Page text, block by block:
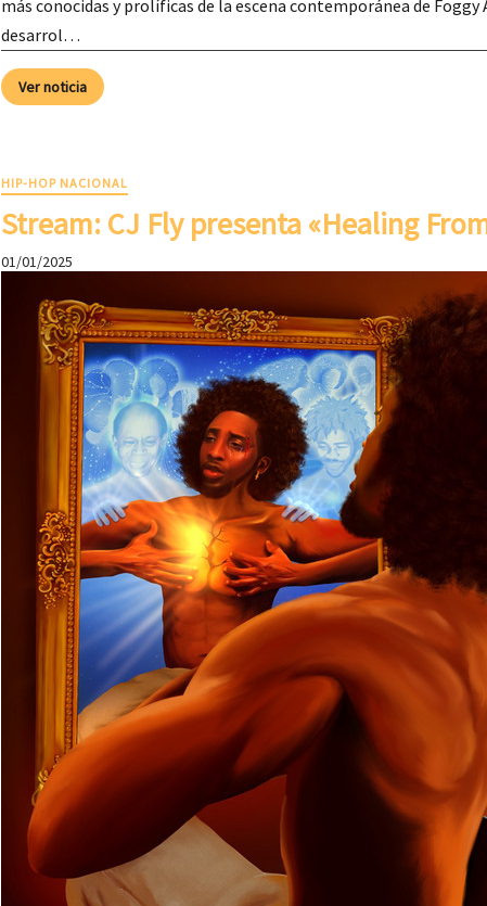
más conocidas y prolíficas de la escena contemporánea de
desarrol…
Ver noticia
HIP-HOP NACIONAL
Stream: CJ Fly presenta «Healing
01/01/2025